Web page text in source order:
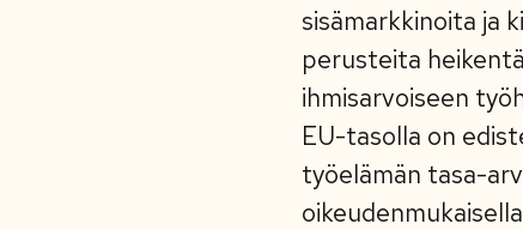
sisämarkkinoita ja
perusteita
ihmisarvoiseen
EU-tasolla on
työelämän tasa-